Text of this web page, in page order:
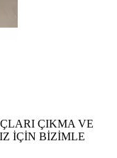
ÇIKMA VE
İÇİN BİZİMLE